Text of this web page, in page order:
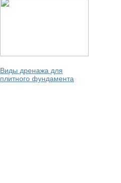
Виды дренажа для
плитного фундамента